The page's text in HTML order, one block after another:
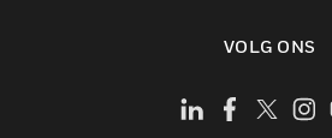
VOLG ONS